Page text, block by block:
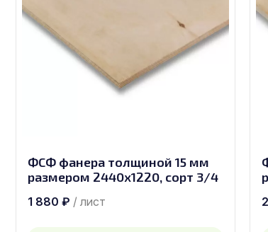
ФСФ фанера толщиной 15 мм
размером 2440х1220, сорт 3/4
1 880 ₽ / лист